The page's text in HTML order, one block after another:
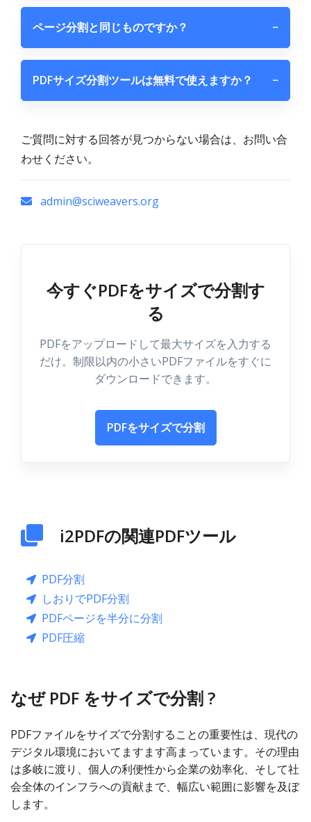
ページ分割と同じものですか？ −
PDFサイズ分割ツールは無料で使えますか？ −
ご質問に対する回答が見つからない場合は、お問い合
わせください。
admin@sciweavers.org
今すぐPDFをサイズで分割す
る
PDFをアップロードして最大サイズを入力する
だけ。制限以内の小さいPDFファイルをすぐに
ダウンロードできます。
PDFをサイズで分割
i2PDFの関連PDFツール
PDF分割
しおりでPDF分割
PDFページを半分に分割
PDF圧縮
なぜ PDF をサイズで分割 ?
PDFファイルをサイズで分割することの重要性は、現代の
デジタル環境においてますます高まっています。その理由
は多岐に渡り、個人の利便性から企業の効率化、そして社
会全体のインフラへの貢献まで、幅広い範囲に影響を及ぼ
します。